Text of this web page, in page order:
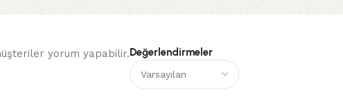
Değerlendirmeler
yorum yapabilir.